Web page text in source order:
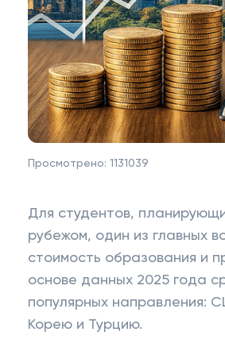
Просмотрено: 1131039
Для студентов,
рубежом, один из главных
стоимость образования и
основе данных 2025 года
популярных направления:
Корею и Турцию.